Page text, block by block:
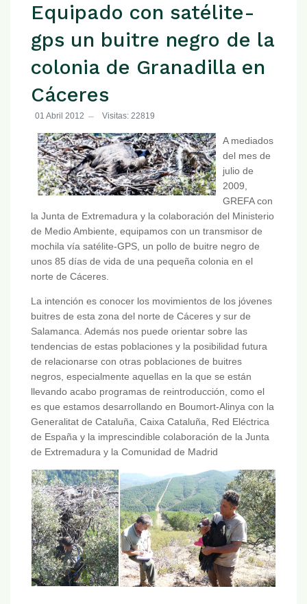
Equipado con satélite-
gps un buitre negro de la
colonia de Granadilla en
Cáceres
01 Abril 2012 Visitas: 22819
A mediados
del mes de
julio de
2009,
GREFA con
la Junta de Extremadura y la colaboración del Ministerio
de Medio Ambiente, equipamos con un transmisor de
mochila vía satélite-GPS, un pollo de buitre negro de
unos 85 días de vida de una pequeña colonia en el
norte de Cáceres.
La intención es conocer los movimientos de los jóvenes
buitres de esta zona del norte de Cáceres y sur de
Salamanca. Además nos puede orientar sobre las
tendencias de estas poblaciones y la posibilidad futura
de relacionarse con otras poblaciones de buitres
negros, especialmente aquellas en la que se están
llevando acabo programas de reintroducción, como el
es que estamos desarrollando en Boumort-Alinya con la
Generalitat de Cataluña, Caixa Cataluña, Red Eléctrica
de España y la imprescindible colaboración de la Junta
de Extremadura y la Comunidad de Madrid